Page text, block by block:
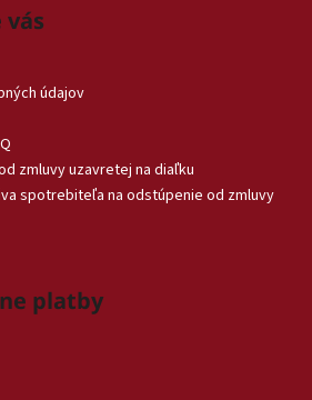
údajov
zmluvy uzavretej na diaľku
spotrebiteľa na odstúpenie od zmluvy
platby